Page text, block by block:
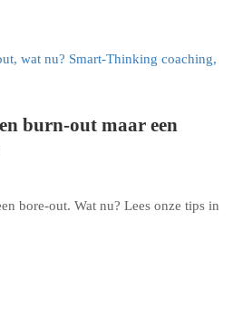
burn-out maar een
bore-out. Wat nu? Lees onze tips in